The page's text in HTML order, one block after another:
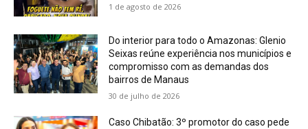
1 de agosto de 2026
Do interior para todo o Amazonas: Glenio
Seixas reúne experiência nos municípios e
compromisso com as demandas dos
bairros de Manaus
30 de julho de 2026
Caso Chibatão: 3º promotor do caso pede